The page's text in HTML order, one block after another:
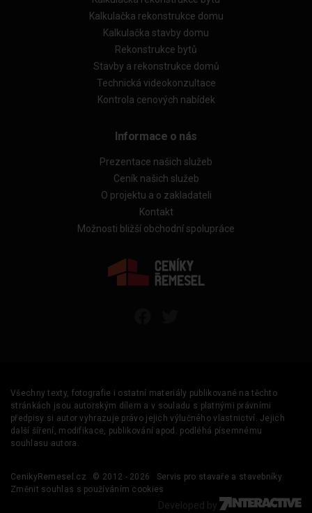
Kalkulačka rekonstrukce domu
Kalkulačka stavby domu
Rekonstrukce bytů
Stavby a rekonstrukce domů
Technická videokonzultace
Kontrola cenových nabídek
Informace o nás
Prezentace našich služeb
Ceník našich služeb
O projektu a o zakladateli
Kontakt
Možnosti bližší obchodní spolupráce
Všechny texty, fotografie i ostatní materiály publikované na těchto
stránkách jsou autorským dílem a v souladu s platnými právními
předpisy si autor vyhrazuje právo jejich výlučného vlastnictví. Jejich
další šíření, modifikace, publikování apod. podléhá písemnému
souhlasu autora.
CenikyRemesel.cz © 2012 - 2026
Servis pro stavaře a stavebníky
Změnit souhlas s používáním cookies
Developed by